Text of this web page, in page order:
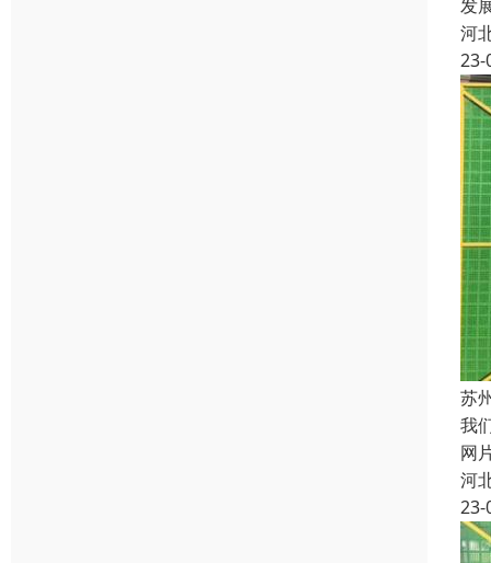
发
河
23-
苏
我
网
河
23-